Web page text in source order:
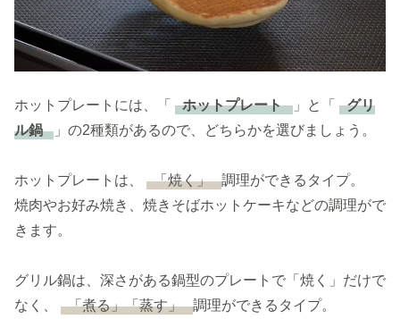
ホットプレートには、「 ホットプレート 」と「
グリ
ル鍋
」の2種類があるので、どちらかを選びましょう。
ホットプレートは、 「焼く」 調理ができるタイプ。
焼肉やお好み焼き、焼きそばホットケーキなどの調理がで
きます。
グリル鍋は、深さがある鍋型のプレートで「焼く」だけで
なく、
「煮る」「蒸す」 調理ができるタイプ。